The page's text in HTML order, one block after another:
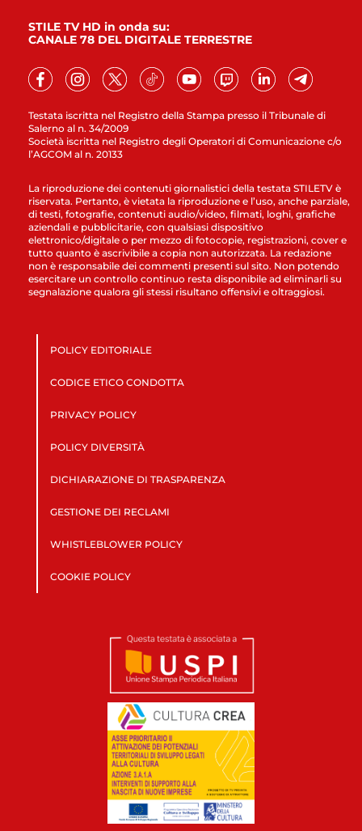
Testata iscritta nel Registro della Stampa presso il Tribunale di
Salerno al n. 34/2009
Società iscritta nel Registro degli Operatori di Comunicazione c/o
l’AGCOM al n. 20133
STILE TV HD in onda su:
CANALE 78 DEL DIGITALE TERRESTRE
La riproduzione dei contenuti giornalistici della testata STILETV è
riservata. Pertanto, è vietata la riproduzione e l’uso, anche parziale,
di testi, fotografie, contenuti audio/video, filmati, loghi, grafiche
aziendali e pubblicitarie, con qualsiasi dispositivo
elettronico/digitale o per mezzo di fotocopie, registrazioni, cover e
tutto quanto è ascrivibile a copia non autorizzata. La redazione
non è responsabile dei commenti presenti sul sito. Non potendo
esercitare un controllo continuo resta disponibile ad eliminarli su
segnalazione qualora gli stessi risultano offensivi e oltraggiosi.
POLICY EDITORIALE
CODICE ETICO CONDOTTA
PRIVACY POLICY
POLICY DIVERSITÀ
DICHIARAZIONE DI TRASPARENZA
GESTIONE DEI RECLAMI
WHISTLEBLOWER POLICY
COOKIE POLICY